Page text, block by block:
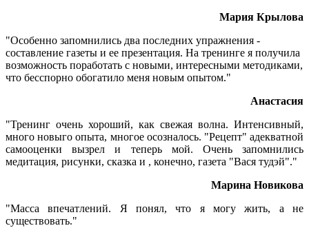
Мария Крылова
"Особенно запомнились два последних упражнения -
составление газеты и ее презентация. На тренинге я получила
возможность поработать с новыми, интересными методиками,
что бесспорно обогатило меня новым опытом."
Анастасия
"Тренинг очень хороший, как свежая волна. Интенсивный,
много новыго опыта, многое осозналось. "Рецепт" адекватной
самооценки вызрел и теперь мой. Очень запомнились
медитация, рисунки, сказка и , конечно, газета "Вася тудэй"."
Марина Новикова
"Масса впечатлений. Я понял, что я могу жить, а не
существовать."